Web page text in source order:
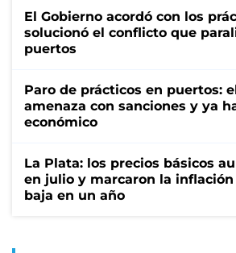
El Gobierno acordó con los
solucionó el conflicto que
puertos
Paro de prácticos en puertos:
amenaza con sanciones y ya
económico
La Plata: los precios básicos
en julio y marcaron la
baja en un año